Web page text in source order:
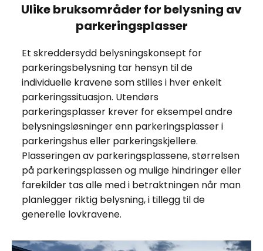
Ulike bruksområder for belysning av
parkeringsplasser
Et skreddersydd belysningskonsept for
parkeringsbelysning tar hensyn til de
individuelle kravene som stilles i hver enkelt
parkeringssituasjon. Utendørs
parkeringsplasser krever for eksempel andre
belysningsløsninger enn parkeringsplasser i
parkeringshus eller parkeringskjellere.
Plasseringen av parkeringsplassene, størrelsen
på parkeringsplassen og mulige hindringer eller
farekilder tas alle med i betraktningen når man
planlegger riktig belysning, i tillegg til de
generelle lovkravene.